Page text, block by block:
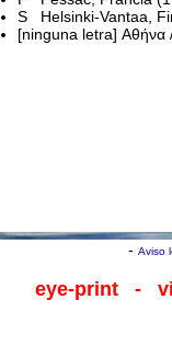
S Helsinki-Vantaa,
[ninguna letra] Αθήνα
- Aviso
eye-print -